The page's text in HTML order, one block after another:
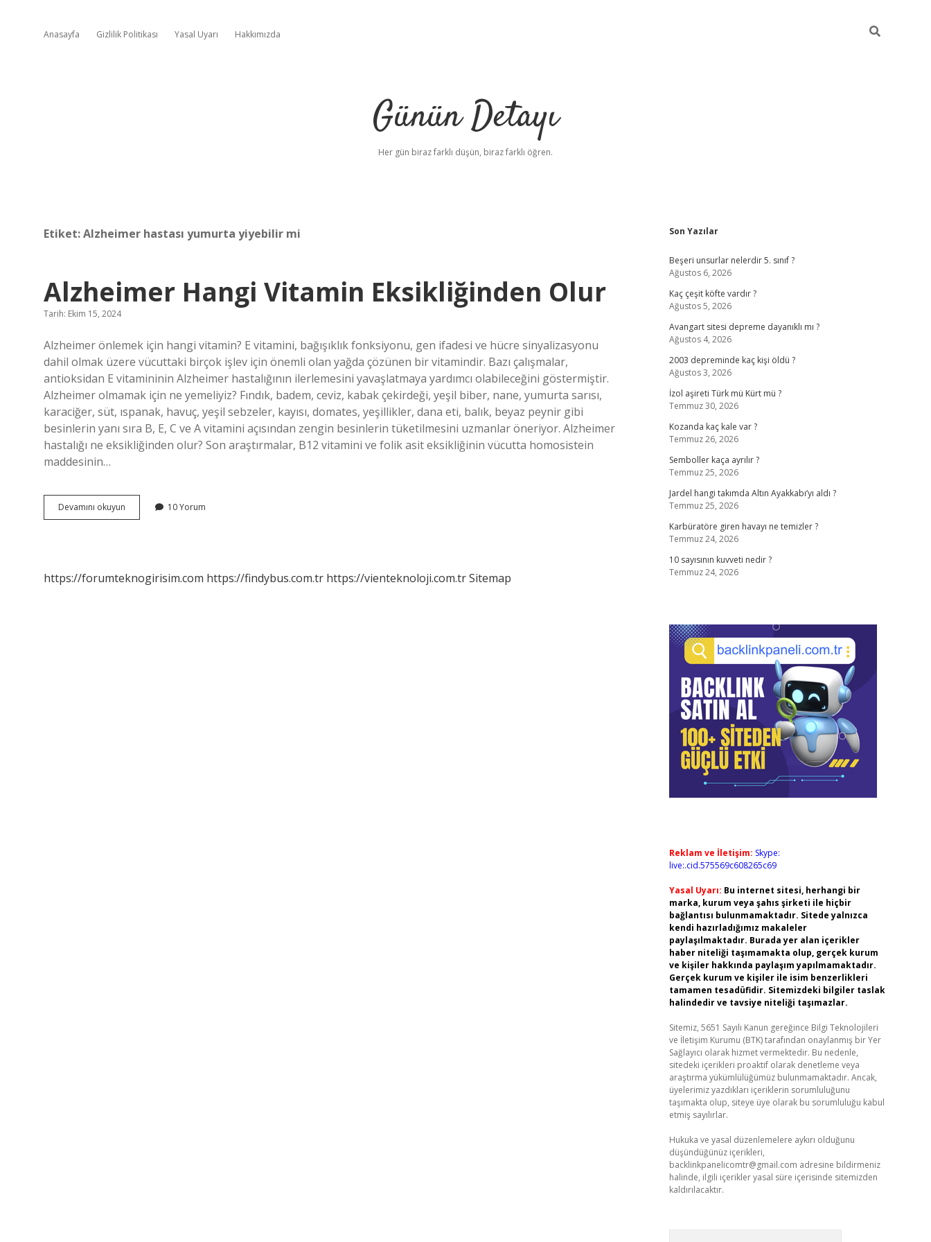
Anasayfa Gizlilik Politikası Yasal Uyarı Hakkımızda
Günün Detayı
Her gün biraz farklı düşün, biraz farklı öğren.
Etiket:Alzheimer hastası yumurta yiyebilir mi
Alzheimer Hangi Vitamin Eksikliğinden Olur
Tarih: Ekim 15, 2024
Alzheimer önlemek için hangi vitamin? E vitamini, bağışıklık fonksiyonu, gen ifadesi ve hücre sinyalizasyonu
dahil olmak üzere vücuttaki birçok işlev için önemli olan yağda çözünen bir vitamindir. Bazı çalışmalar,
antioksidan E vitamininin Alzheimer hastalığının ilerlemesini yavaşlatmaya yardımcı olabileceğini göstermiştir.
Alzheimer olmamak için ne yemeliyiz? Fındık, badem, ceviz, kabak çekirdeği, yeşil biber, nane, yumurta sarısı,
karaciğer, süt, ıspanak, havuç, yeşil sebzeler, kayısı, domates, yeşillikler, dana eti, balık, beyaz peynir gibi
besinlerin yanı sıra B, E, C ve A vitamini açısından zengin besinlerin tüketilmesini uzmanlar öneriyor. Alzheimer
hastalığı ne eksikliğinden olur? Son araştırmalar, B12 vitamini ve folik asit eksikliğinin vücutta homosistein
maddesinin…
Devamını okuyun Alzheimer
Hangi
10 Yorum
https://forumteknogirisim.com https://findybus.com.tr https://vienteknoloji.com.trSitemap
Sidebar
Son Yazılar
Beşeri unsurlar nelerdir 5. sınıf ?
Ağustos 6, 2026
Kaç çeşit köfte vardır ?
Ağustos 5, 2026
Avangart sitesi depreme dayanıklı mı ?
Ağustos 4, 2026
2003 depreminde kaç kişi öldü ?
Ağustos 3, 2026
İzol aşireti Türk mü Kürt mü ?
Temmuz 30, 2026
Kozanda kaç kale var ?
Temmuz 26, 2026
Semboller kaça ayrılır ?
Temmuz 25, 2026
Jardel hangi takımda Altın Ayakkabı’yı aldı ?
Temmuz 25, 2026
Karbüratöre giren havayı ne temizler ?
Temmuz 24, 2026
10 sayısının kuvveti nedir ?
Temmuz 24, 2026
Reklam ve İletişim: Skype:
live:.cid.575569c608265c69
Yasal Uyarı: Bu internet sitesi, herhangi bir
marka, kurum veya şahıs şirketi ile hiçbir
bağlantısı bulunmamaktadır. Sitede yalnızca
kendi hazırladığımız makaleler
paylaşılmaktadır. Burada yer alan içerikler
haber niteliği taşımamakta olup, gerçek kurum
ve kişiler hakkında paylaşım yapılmamaktadır.
Gerçek kurum ve kişiler ile isim benzerlikleri
tamamen tesadüfidir. Sitemizdeki bilgiler taslak
halindedir ve tavsiye niteliği taşımazlar.
Sitemiz, 5651 Sayılı Kanun gereğince Bilgi Teknolojileri
ve İletişim Kurumu (BTK) tarafından onaylanmış bir Yer
Sağlayıcı olarak hizmet vermektedir. Bu nedenle,
sitedeki içerikleri proaktif olarak denetleme veya
araştırma yükümlülüğümüz bulunmamaktadır. Ancak,
üyelerimiz yazdıkları içeriklerin sorumluluğunu
taşımakta olup, siteye üye olarak bu sorumluluğu kabul
etmiş sayılırlar.
Hukuka ve yasal düzenlemelere aykırı olduğunu
düşündüğünüz içerikleri,
backlinkpanelicomtr@gmail.com adresine bildirmeniz
halinde, ilgili içerikler yasal süre içerisinde sitemizden
kaldırılacaktır.